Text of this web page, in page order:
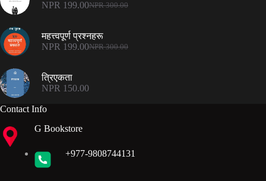
NPR300.00
Original
was:
NPR 300.00.
NPR 199.00Current
is:
NPR 199.00.
महत्त्वपूर्ण प्रश्नहरू
NPR300.00
Original
NPR 300.00.
NPR 199.00Current
NPR 199.00.
त्रिएकता
NPR 150.00
Contact Info
G Bookstore
+977-9808744131